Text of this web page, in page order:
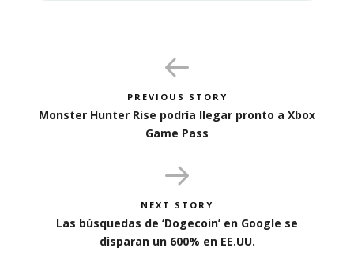
PREVIOUS STORY
Monster Hunter Rise podría llegar pronto a Xbox
Game Pass
NEXT STORY
Las búsquedas de ‘Dogecoin’ en Google se
disparan un 600% en EE.UU.